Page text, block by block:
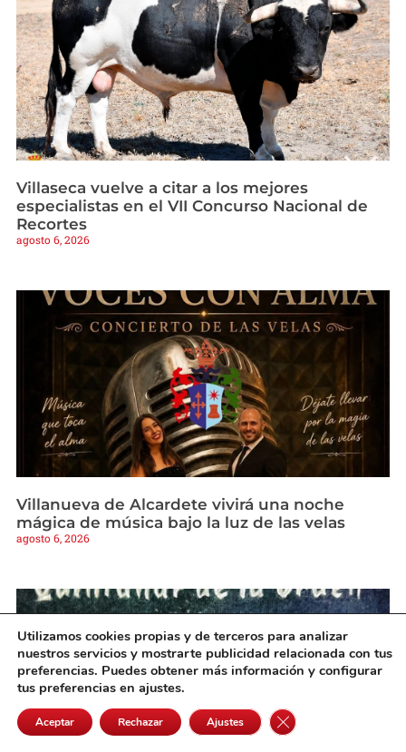
Villaseca vuelve a citar a los mejores
especialistas en el VII Concurso Nacional de
Recortes
agosto 6, 2026
Villanueva de Alcardete vivirá una noche
mágica de música bajo la luz de las velas
agosto 6, 2026
Utilizamos cookies propias y de terceros para analizar
nuestros servicios y mostrarte publicidad relacionada con tus
preferencias. Puedes obtener más información y configurar
tus preferencias en ajustes.
Aceptar Rechazar Ajustes Cerrar el banner de